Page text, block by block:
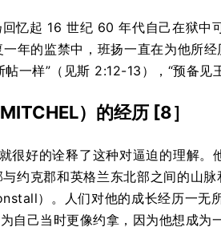
忆起 16 世纪 60 年代自己在狱中
年的监禁中，班扬一直在为他所
一样”（见斯 2:12-13），“预备见王
）的经历 [8］
好的诠释了这种对逼迫的理解。
约克郡和英格兰东北部之间的山
）。人们对他的成长经历一无
己当时更像约拿，因为他想成为